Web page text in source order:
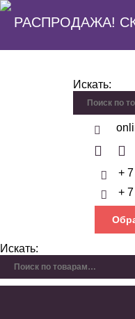
РАСПРОДАЖА!
Искать:
+
+
Искать: